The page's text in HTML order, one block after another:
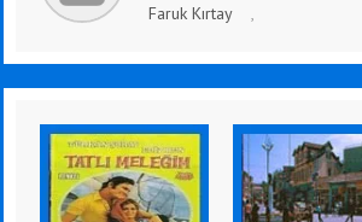
Faruk Kırtay ,